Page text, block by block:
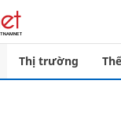
Thị trường